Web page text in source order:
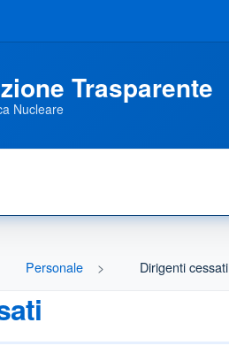
Trasparente
Nucleare
Personale Dirigenti cessati